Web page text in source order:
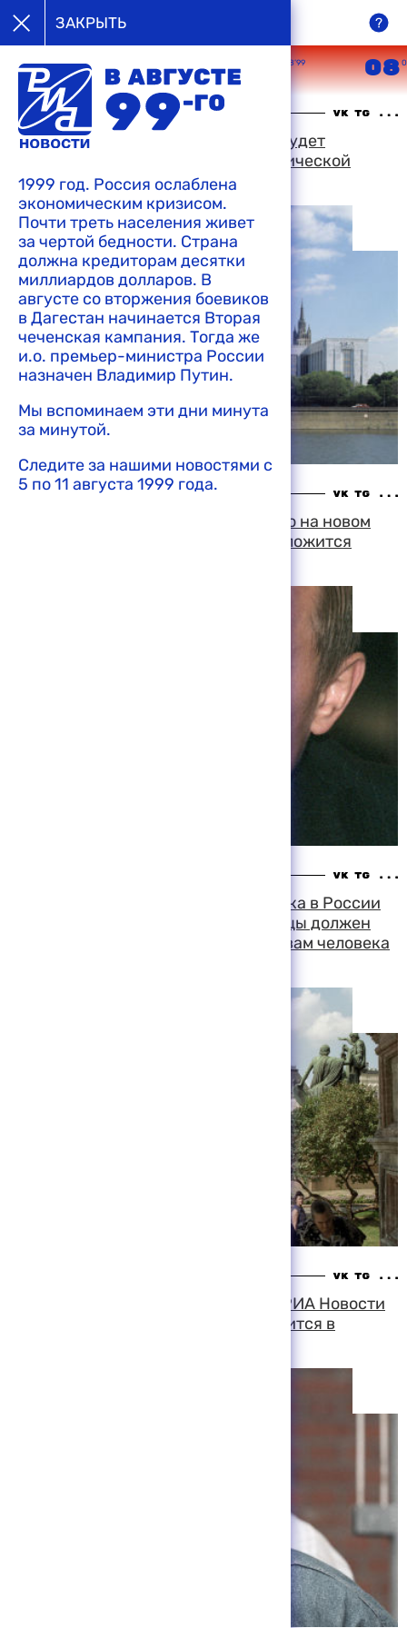
в августе
99-го
05 08’99 06 08’99 08
22:25 09-08-1999
Новое российское правительство будет
абсолютно самостоятельной политической
единицей, считает Путин
21:36 09-08-1999
Владимир Путин надеется на то, что на новом
посту с московским мэром у него сложится
Уполномоченный по правам человека в России
полагает, что права жителей столицы должен
защищать уполномоченный по правам человека
В пресс-службе столичной мэрии РИА Новости
сообщили, что Юрий Лужков находится в
ЗАКРЫТЬ
1999 год. Россия ослаблена
экономическим кризисом.
Почти треть населения живет
за чертой бедности. Страна
должна кредиторам десятки
миллиардов долларов. В
августе со вторжения боевиков
в Дагестан начинается Вторая
чеченская кампания. Тогда же
и.о. премьер-министра России
назначен Владимир Путин.
Мы вспоминаем эти дни минута
за минутой.
Следите за нашими новостями с
5 по 11 августа 1999 года.